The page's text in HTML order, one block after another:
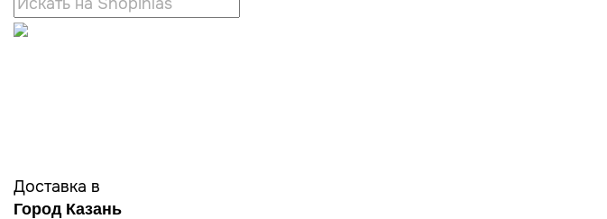
Доставка в
Город Казань